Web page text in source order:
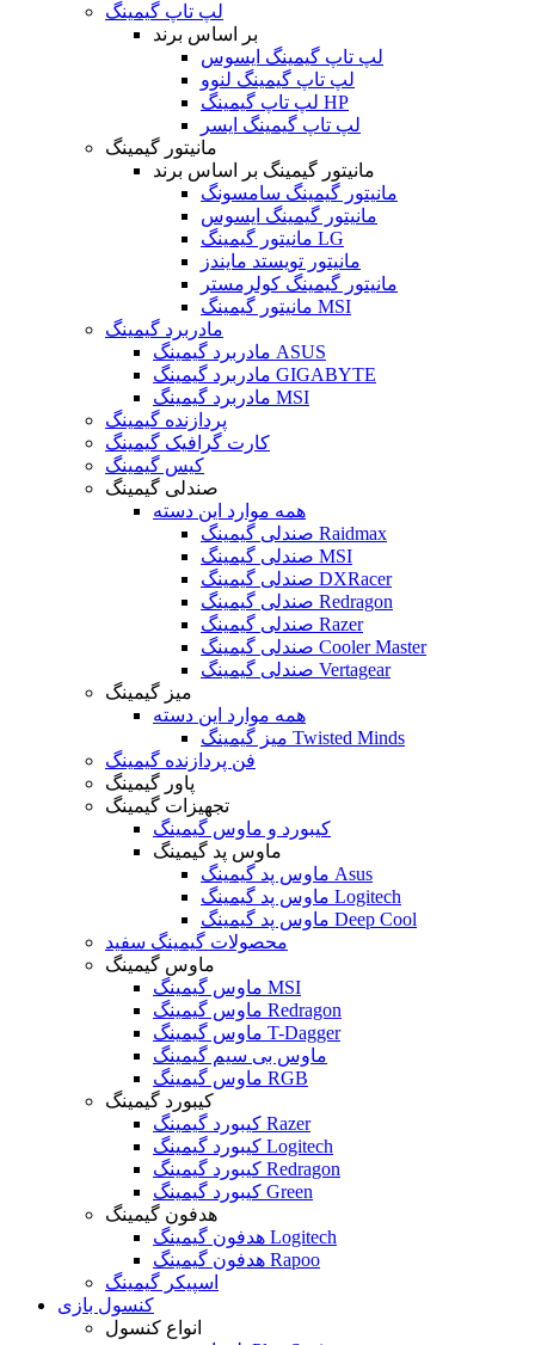
لپ تاپ گیمینگ
بر اساس برند
لپ تاپ گیمینگ ایسوس
لپ تاپ گیمینگ لنوو
لپ تاپ گیمینگ HP
لپ تاپ گیمینگ ایسر
مانیتور گیمینگ
مانیتور گیمینگ بر اساس برند
مانیتور گیمینگ سامسونگ
مانیتور گیمینگ ایسوس
مانیتور گیمینگ LG
مانیتور تویستد مایندز
مانیتور گیمینگ کولرمستر
مانیتور گیمینگ MSI
مادربرد گیمینگ
مادربرد گیمینگ ASUS
مادربرد گیمینگ GIGABYTE
مادربرد گیمینگ MSI
پردازنده گیمینگ
کارت گرافیک گیمینگ
کیس گیمینگ
صندلی گیمینگ
همه موارد این دسته
صندلی گیمینگ Raidmax
صندلی گیمینگ MSI
صندلی گیمینگ DXRacer
صندلی گیمینگ Redragon
صندلی گیمینگ Razer
صندلی گیمینگ Cooler Master
صندلی گیمینگ Vertagear
میز گیمینگ
همه موارد این دسته
میز گیمینگ Twisted Minds
فن پردازنده گیمینگ
پاور گیمینگ
تجهیزات گیمینگ
کیبورد و ماوس گیمینگ
ماوس پد گیمینگ
ماوس پد گیمینگ Asus
ماوس پد گیمینگ Logitech
ماوس پد گیمینگ Deep Cool
محصولات گیمینگ سفید
ماوس گیمینگ
ماوس گیمینگ MSI
ماوس گیمینگ Redragon
ماوس گیمینگ T-Dagger
ماوس بی سیم گیمینگ
ماوس گیمینگ RGB
کیبورد گیمینگ
کیبورد گیمینگ Razer
کیبورد گیمینگ Logitech
کیبورد گیمینگ Redragon
کیبورد گیمینگ Green
هدفون گیمینگ
هدفون گیمینگ Logitech
هدفون گیمینگ Rapoo
اسپیکر گیمینگ
کنسول بازی
انواع کنسول